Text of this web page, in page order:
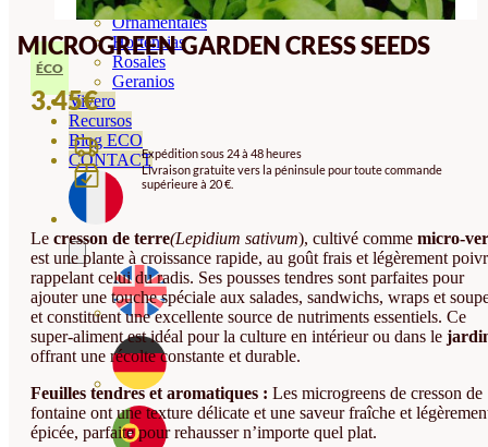
Ornamentales
Hortensias
Rosales
Geranios
Vivero
Recursos
Blog ECO
CONTACT
MICROGREEN GARDEN CRESS SEEDS
ÉCO
3.45€
Expédition sous 24 à 48 heures
Livraison gratuite vers la péninsule pour toute commande
supérieure à 20 €.
Le cresson de terre(Lepidium sativum), cultivé comme micro-
est une plante à croissance rapide, au goût frais et légèrement
rappelant celui du radis. Ses pousses tendres sont parfaites pour
ajouter une touche spéciale aux salades, sandwichs, wraps et
et constituent une excellente source de nutriments essentiels. Ce
super-aliment est idéal pour la culture en intérieur ou dans le
offrant une récolte constante et durable.
Feuilles tendres et aromatiques : Les microgreens de cresson de
fontaine ont une texture délicate et une saveur fraîche et
épicée, parfaite pour rehausser n’importe quel plat.